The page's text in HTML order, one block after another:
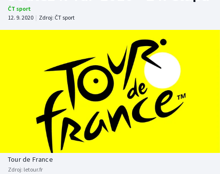
DALŠÍ SPORTY
Atletika
Baseball a softbal
Basketbal
Boby a skeleton
Soutěže
Historické návraty
Aplikace ČT sport
ČT sport
12. 9. 2020 | Zdroj: ČT sport
Tour de France
Zdroj: letour.fr